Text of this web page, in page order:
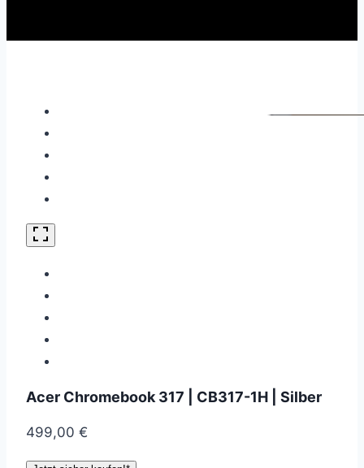
Acer Chromebook 317 | CB317-1H | Silber
499,00 €